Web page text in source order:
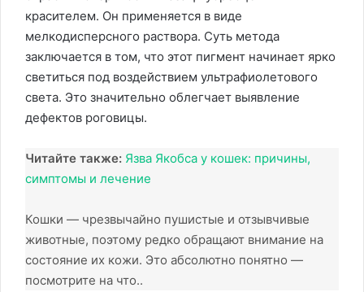
красителем. Он применяется в виде
мелкодисперсного раствора. Суть метода
заключается в том, что этот пигмент начинает ярко
светиться под воздействием ультрафиолетового
света. Это значительно облегчает выявление
дефектов роговицы.
Читайте также: Язва Якобса у кошек: причины,
симптомы и лечение
Кошки — чрезвычайно пушистые и отзывчивые
животные, поэтому редко обращают внимание на
состояние их кожи. Это абсолютно понятно —
посмотрите на что..